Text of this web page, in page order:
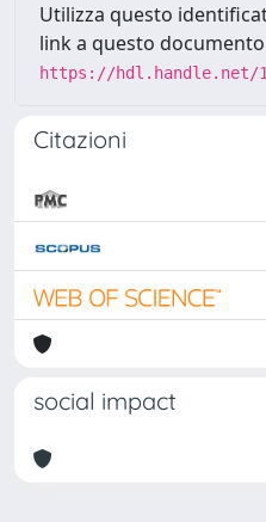
Utilizza questo
link a questo
https://hdl.handle.net/
Citazioni
social impact